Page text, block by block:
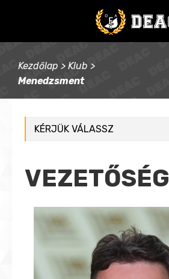
Kezdőlap > Klub >
Menedzsment
VEZETŐSÉG